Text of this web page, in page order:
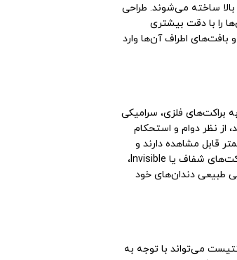
بالا ساخته می‌شوند. طراحی
را با دقت بیشتری
بافت‌های اطراف آن‌ها وارد
براکت‌های فلزی، سرامیکی
از نظر دوام و استحکام
قابل مشاهده دارند و
برای بیمارانی که به زیبایی لبخند خود اهمیت می‌دهند، مناسب‌ترند. همچنین براکت‌های شفاف یا Invisible،
طبیعی دندان‌های خود
می‌تواند با توجه به